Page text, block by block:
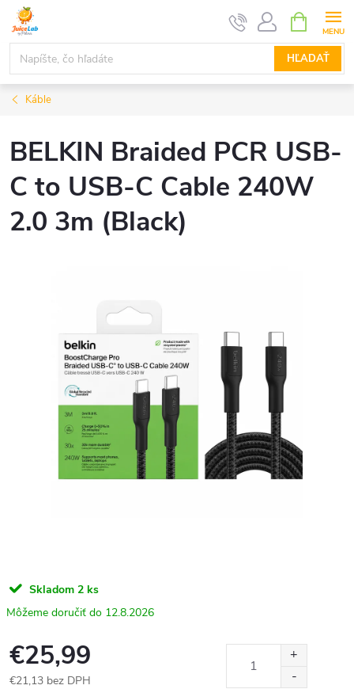
Prejsť
obsah
HĽADAŤ
KOŠÍK
Káble
BELKIN Braided PCR USB-
C to USB-C Cable 240W
2.0 3m (Black)
Skladom 2 ks
12.8.2026
€25,99
€21,13 bez DPH